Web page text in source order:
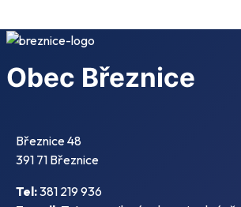
Obec Březnice
Březnice 48
391 71 Březnice
Tel:381 219 936